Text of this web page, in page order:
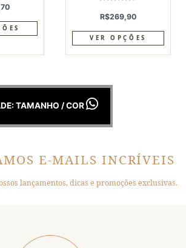
0
de
R$269,90
VER OPÇÕES
TAMANHO / COR
E-MAILS INCRÍVEIS
lançamentos, dicas e promoções exclusivas.